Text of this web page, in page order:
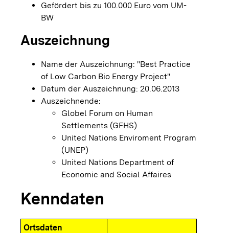
Gefördert bis zu 100.000 Euro vom UM-
BW
Auszeichnung
Name der Auszeichnung: "Best Practice
of Low Carbon Bio Energy Project"
Datum der Auszeichnung: 20.06.2013
Auszeichnende:
Globel Forum on Human
Settlements (GFHS)
United Nations Enviroment Program
(UNEP)
United Nations Department of
Economic and Social Affaires
Kenndaten
Ortsdaten